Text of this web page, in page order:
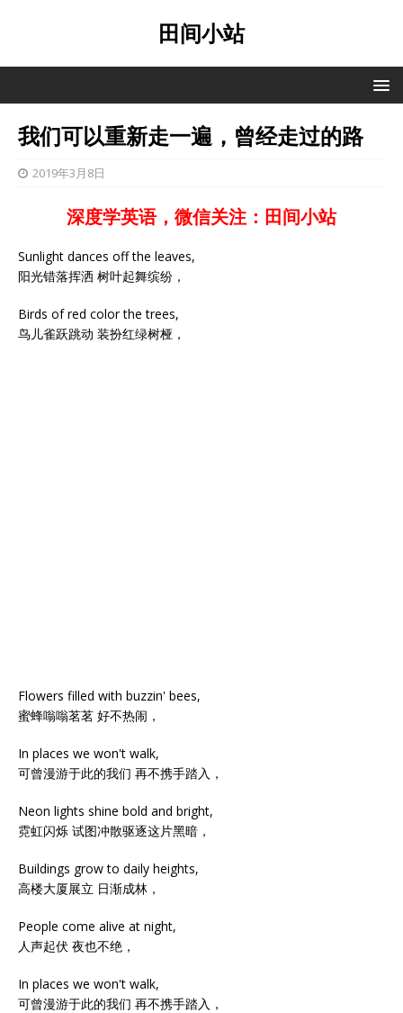
田间小站
我们可以重新走一遍，曾经走过的路
2019年3月8日
深度学英语，微信关注：田间小站
Sunlight dances off the leaves,
阳光错落挥洒 树叶起舞缤纷，
Birds of red color the trees,
鸟儿雀跃跳动 装扮红绿树桠，
Flowers filled with buzzin' bees,
蜜蜂嗡嗡茗茗 好不热闹，
In places we won't walk,
可曾漫游于此的我们 再不携手踏入，
Neon lights shine bold and bright,
霓虹闪烁 试图冲散驱逐这片黑暗，
Buildings grow to daily heights,
高楼大厦展立 日渐成林，
People come alive at night,
人声起伏 夜也不绝，
In places we won't walk,
可曾漫游于此的我们 再不携手踏入，